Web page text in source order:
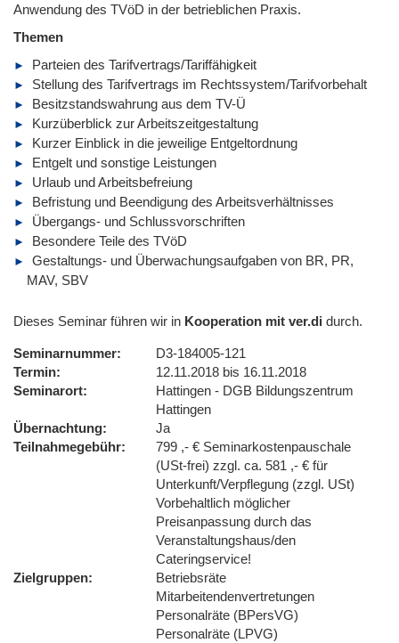
Anwendung des TVöD in der betrieblichen Praxis.
Themen
Parteien des Tarifvertrags/Tariffähigkeit
Stellung des Tarifvertrags im Rechtssystem/Tarifvorbehalt
Besitzstandswahrung aus dem TV-Ü
Kurzüberblick zur Arbeitszeitgestaltung
Kurzer Einblick in die jeweilige Entgeltordnung
Entgelt und sonstige Leistungen
Urlaub und Arbeitsbefreiung
Befristung und Beendigung des Arbeitsverhältnisses
Übergangs- und Schlussvorschriften
Besondere Teile des TVöD
Gestaltungs- und Überwachungsaufgaben von BR, PR,
MAV, SBV
Dieses Seminar führen wir in Kooperation mit ver.di durch.
Seminarnummer
D3-184005-121
Termin
12.11.2018 bis 16.11.2018
Seminarort
Hattingen - DGB Bildungszentrum
Hattingen
Übernachtung
Ja
Teilnahmegebühr
799 ,- € Seminarkostenpauschale
(USt-frei) zzgl. ca. 581 ,- € für
Unterkunft/Verpflegung (zzgl. USt)
Vorbehaltlich möglicher
Preisanpassung durch das
Veranstaltungshaus/den
Cateringservice!
Zielgruppen
Betriebsräte
Mitarbeitendenvertretungen
Personalräte (BPersVG)
Personalräte (LPVG)